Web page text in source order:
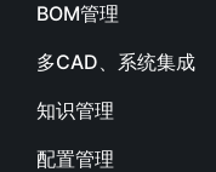
BOM管理
多CAD、系统集成
知识管理
配置管理